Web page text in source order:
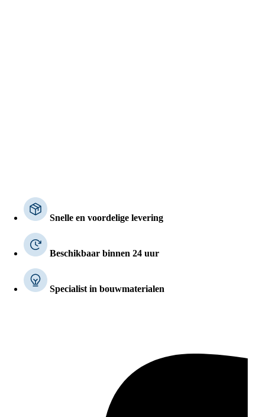
Snelle en voordelige levering
Beschikbaar binnen 24 uur
Specialist in bouwmaterialen